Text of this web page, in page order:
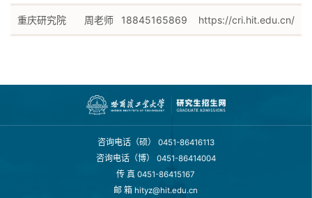
重庆研究院 周老师 18845165869 https://cri.hit.edu.cn/
咨询电话（硕） 0451-86416113
咨询电话（博） 0451-86414004
传 真 0451-86415167
邮 箱 hityz@hit.edu.cn